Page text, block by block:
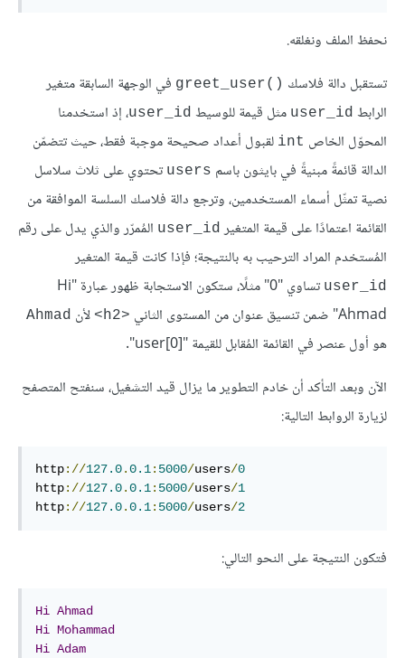
نحفظ الملف ونغلقه.
تستقبل دالة فلاسك ()greet_user
في الوجهة السابقة متغير
الرابط user_id مثل قيمة للوسيط user_id، إذ استخدمنا
المحوّل الخاص int لقبول أعداد صحيحة موجبة فقط، حيث تتضمّن
الدالة قائمةً مبنيةً في بايثون باسم users تحتوي على ثلاث سلاسل
نصية تمثّل أسماء المستخدمين، وترجع دالة فلاسك السلسة الموافقة من
القائمة اعتمادًا على قيمة المتغير user_id المُمرّر والذي يدل على رقم
المُستخدم المراد الترحيب به بالنتيجة؛ فإذا كانت قيمة المتغير
user_id
تساوي "0" مثلًا، ستكون الاستجابة ظهور عبارة "Hi
Ahmad" ضمن تنسيق عنوان من المستوى الثاني
<h2> لأن Ahmad
هو أول عنصر في القائمة المُقابل للقيمة "[user[0".
الآن وبعد التأكد أن خادم التطوير ما يزال قيد التشغيل، سنفتح المتصفح
لزيارة الروابط التالية:
http://127.0.0.1: 5000/users/0
http://127.0.0.1: 5000/users/1
http://127.0.0.1: 5000/users/2
فتكون النتيجة على النحو التالي:
Hi Ahmad
Hi Mohammad
Hi Adam